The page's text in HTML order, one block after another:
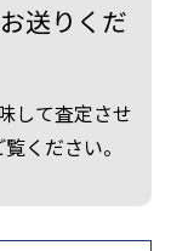
送りくだ
して査定させ
ください。